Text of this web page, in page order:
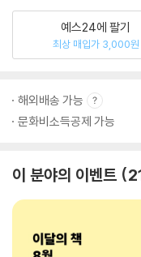
예스24에 팔기
최상 매입가 3,000원
해외배송 가능
문화비소득공제 가능
이 분야의 이벤트